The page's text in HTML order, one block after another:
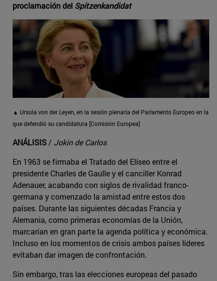
proclamación del Spitzenkandidat
▲ Ursula von der Leyen, en la sesión plenaria del Parlamento Europeo en la
que defendió su candidatura [Comisión Europea]
ANÁLISIS / Jokin de Carlos
En 1963 se firmaba el Tratado del Elíseo entre el
presidente Charles de Gaulle y el canciller Konrad
Adenauer, acabando con siglos de rivalidad franco-
germana y comenzado la amistad entre estos dos
países. Durante las siguientes décadas Francia y
Alemania, como primeras economías de la Unión,
marcarían en gran parte la agenda política y económica.
Incluso en los momentos de crisis ambos países líderes
evitaban dar imagen de confrontación.
Sin embargo, tras las elecciones europeas del pasado